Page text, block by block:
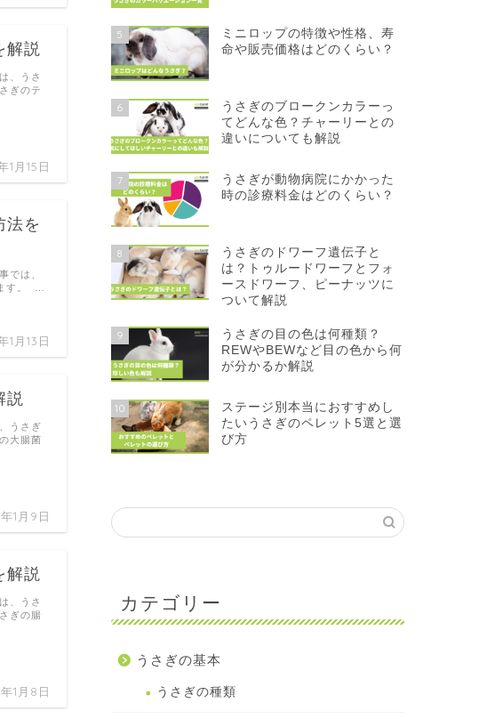
解説
1月15日
、うさ
ぎのテ
法を
1月13日
では、
す。 …
説
1月9日
うさぎ
大腸菌
解説
1月8日
、うさ
ぎの腸
5
ミニロップの特徴や性格、寿
命や販売価格はどのくらい？
6
うさぎのブロークンカラーっ
てどんな色？チャーリーとの
違いについても解説
7
うさぎが動物病院にかかった
時の診療料金はどのくらい？
8
うさぎのドワーフ遺伝子と
は？トゥルードワーフとフォ
ースドワーフ、ピーナッツに
ついて解説
9
うさぎの目の色は何種類？
REWやBEWなど目の色から何
が分かるか解説
10
ステージ別本当におすすめし
たいうさぎのペレット5選と選
び方
カテゴリー
うさぎの基本
うさぎの種類